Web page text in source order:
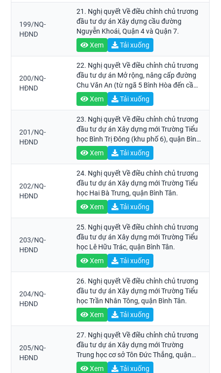
199/NQ-
HĐND
21. Nghị quyết Về điều chỉnh chủ trương
đầu tư dự án Xây dựng cầu đường
Nguyễn Khoái, Quận 4 và Quận 7.
Xem
Tải xuống
200/NQ-
HĐND
22. Nghị quyết Về điều chỉnh chủ trương
đầu tư dự án Mở rộng, nâng cấp đường
Chu Văn An (từ ngã 5 Bình Hòa đến cầu
Chu Văn An), quận Bình Thạnh.
Xem Tải xuống
201/NQ-
HĐND
23. Nghị quyết Về điều chỉnh chủ trương
đầu tư dự án Xây dựng mới Trường Tiểu
học Bình Trị Đông (khu phố 6), quận Bình
Tân. Xem Tải xuống
202/NQ-
HĐND
24. Nghị quyết Về điều chỉnh chủ trương
đầu tư dự án Xây dựng mới Trường Tiểu
học Hai Bà Trưng, quận Bình Tân.
Xem
Tải xuống
203/NQ-
HĐND
25. Nghị quyết Về điều chỉnh chủ trương
đầu tư dự án Xây dựng mới Trường Tiểu
học Lê Hữu Trác, quận Bình Tân.
Xem
Tải xuống
204/NQ-
HĐND
26. Nghị quyết Về điều chỉnh chủ trương
đầu tư dự án Xây dựng mới Trường Tiểu
học Trần Nhân Tông, quận Bình Tân.
Xem
Tải xuống
205/NQ-
HĐND
27. Nghị quyết Về điều chỉnh chủ trương
đầu tư dự án Xây dựng mới Trường
Trung học cơ sở Tôn Đức Thắng, quận
Bình Tân.
Xem Tải xuống